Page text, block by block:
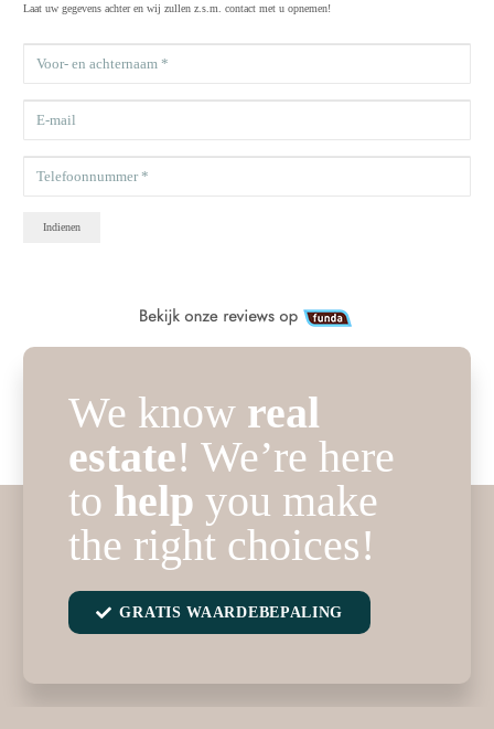
Laat uw gegevens achter en wij zullen z.s.m. contact met u opnemen!
Indienen
We know real
estate! We’re here
to help you make
the right choices!
GRATIS WAARDEBEPALING